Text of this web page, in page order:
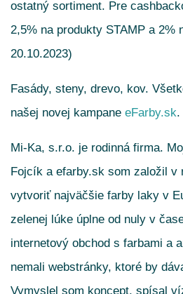
ostatný sortiment. Pre
2,5% na produkty STAMP a 2%
20.10.2023)
Fasády, steny, drevo, kov.
našej novej kampane eFarby.sk.
Mi-Ka, s.r.o. je rodinná firma.
Fojcík a efarby.sk som založil v
vytvoriť najväčšie farby laky v
zelenej lúke úplne od nuly v
internetový obchod s farbami a
nemali webstránky, ktoré by
Vymyslel som koncept, spísal